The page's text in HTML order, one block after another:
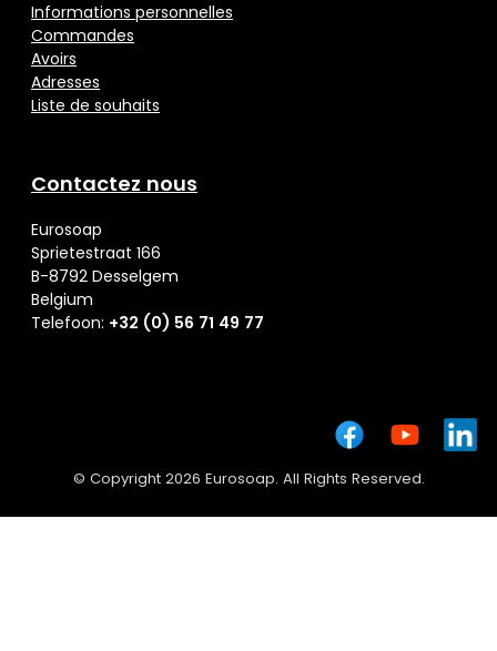
Informations personnelles
Commandes
Avoirs
Adresses
Liste de souhaits
Contactez nous
Eurosoap
Sprietestraat 166
B-8792 Desselgem
Belgium
Telefoon: +32 (0) 56 71 49 77
© Copyright 2026 Eurosoap. All Rights Reserved.